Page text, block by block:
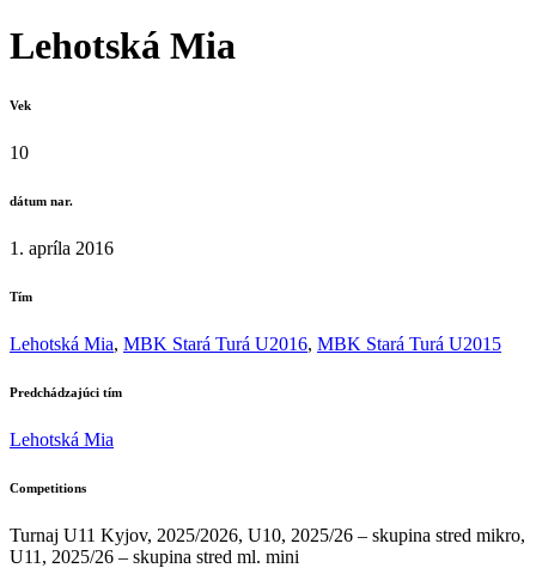
Lehotská Mia
Vek
10
dátum nar.
1. apríla 2016
Tím
Lehotská Mia, MBK Stará Turá U2016, MBK Stará Turá U2015
Predchádzajúci tím
Lehotská Mia
Competitions
Turnaj U11 Kyjov, 2025/2026, U10, 2025/26 – skupina stred mikro,
U11, 2025/26 – skupina stred ml. mini